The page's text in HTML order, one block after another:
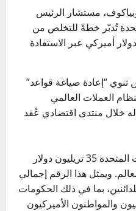
مستشار الرئيس
تُدبّر خطةً للتخلص من
35 تريليون دولار أميركي عبر الاستفادة
“إعادة صياغة قواعد”
العملات العالمي
خلال منتدى اقتصادي عُقد
تجاوز الدين الوطني للولايات المتحدة 35 تريليون دولار
ويمثل هذا الرقم إجمالي
بما في ذلك الحكومات
والمواطنون الأميركيون